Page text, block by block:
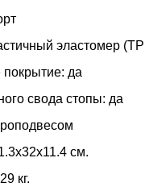
эластомер
да
свода стопы: да
см.
кг.